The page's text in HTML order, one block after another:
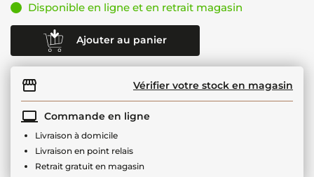
Disponible en ligne et en retrait magasin
Ajouter au panier
Vérifier votre stock en magasin
Commande en ligne
Livraison à domicile
Livraison en point relais
Retrait gratuit en magasin